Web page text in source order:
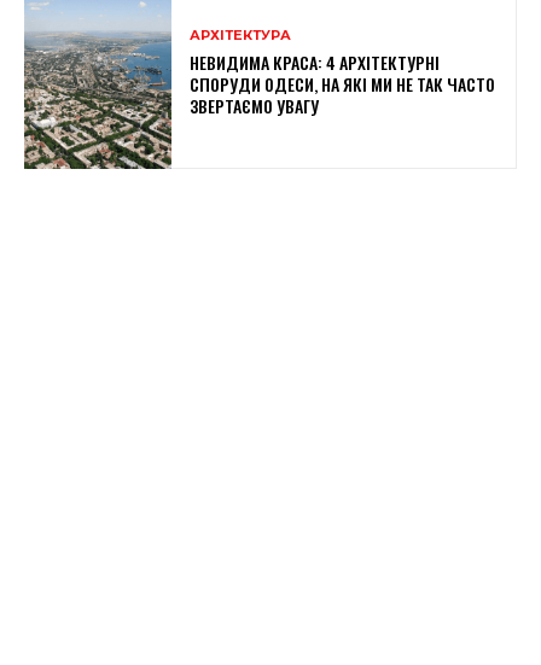
АРХІТЕКТУРА
НЕВИДИМА КРАСА: 4 АРХІТЕКТУРНІ
СПОРУДИ ОДЕСИ, НА ЯКІ МИ НЕ ТАК ЧАСТО
ЗВЕРТАЄМО УВАГУ